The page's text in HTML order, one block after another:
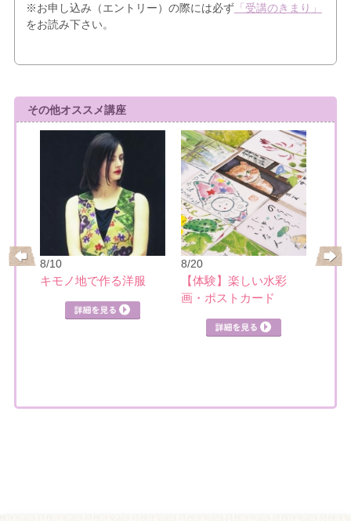
※お申し込み（エントリー）の際には必ず「受講のきまり」
をお読み下さい。
その他オススメ講座
8/10
キモノ地で作る洋服
8/20
【体験】楽しい水彩
画・ポストカード